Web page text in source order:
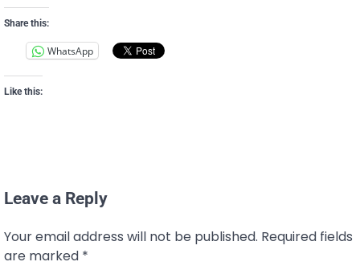
Share this:
WhatsApp
Like this:
Leave a Reply
Your email address will not be published. Required fields
are marked *